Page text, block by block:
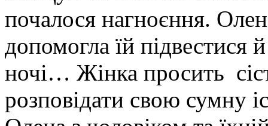
почалося нагноєння.
допомогла їй
ночі… Жінка просить
розповідати свою сумну